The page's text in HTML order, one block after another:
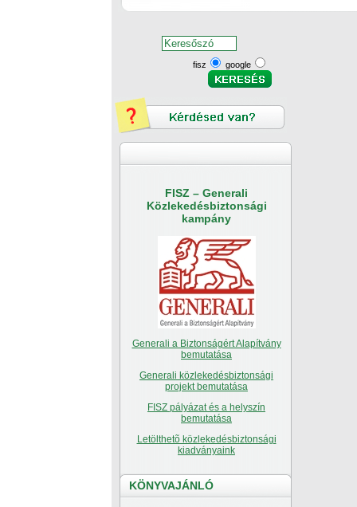
fisz google
FISZ – Generali
Közlekedésbiztonsági
kampány
Generali a Biztonságért Alapítvány
bemutatása
Generali közlekedésbiztonsági
projekt bemutatása
FISZ pályázat és a helyszín
bemutatása
Letölthetõ közlekedésbiztonsági
kiadványaink
KÖNYVAJÁNLÓ